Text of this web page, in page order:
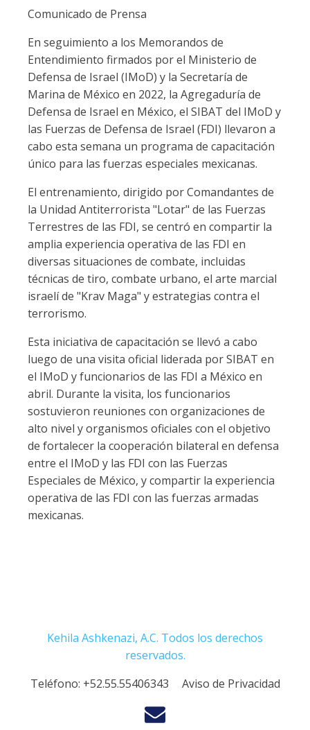
Comunicado de Prensa
En seguimiento a los Memorandos de
Entendimiento firmados por el Ministerio de
Defensa de Israel (IMoD) y la Secretaría de
Marina de México en 2022, la Agregaduría de
Defensa de Israel en México, el SIBAT del IMoD y
las Fuerzas de Defensa de Israel (FDI) llevaron a
cabo esta semana un programa de capacitación
único para las fuerzas especiales mexicanas.
El entrenamiento, dirigido por Comandantes de
la Unidad Antiterrorista "Lotar" de las Fuerzas
Terrestres de las FDI, se centró en compartir la
amplia experiencia operativa de las FDI en
diversas situaciones de combate, incluidas
técnicas de tiro, combate urbano, el arte marcial
israelí de "Krav Maga" y estrategias contra el
terrorismo.
Esta iniciativa de capacitación se llevó a cabo
luego de una visita oficial liderada por SIBAT en
el IMoD y funcionarios de las FDI a México en
abril. Durante la visita, los funcionarios
sostuvieron reuniones con organizaciones de
alto nivel y organismos oficiales con el objetivo
de fortalecer la cooperación bilateral en defensa
entre el IMoD y las FDI con las Fuerzas
Especiales de México, y compartir la experiencia
operativa de las FDI con las fuerzas armadas
mexicanas.
Kehila Ashkenazi, A.C. Todos los derechos
reservados.
Teléfono: +52.55.55406343 Aviso de Privacidad